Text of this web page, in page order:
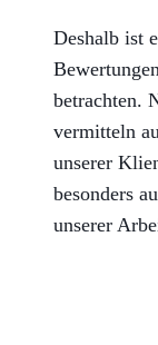
Deshalb ist
Bewertungen
betrachten.
vermitteln
unserer
besonders
unserer